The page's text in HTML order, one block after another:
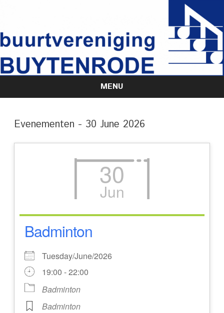
MENU
Skip
content
Evenementen - 30 June 2026
30
Jun
Badminton
Tuesday/June/2026
19:00 - 22:00
Badminton
Badminton